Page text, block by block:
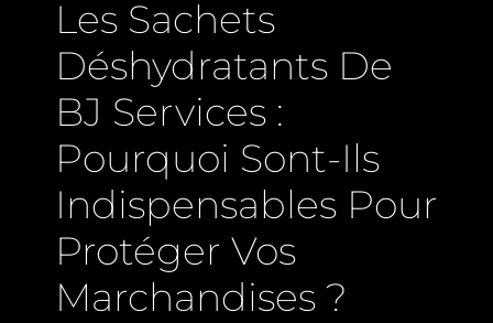
Les Sachets
Déshydratants De
BJ Services :
Pourquoi Sont-Ils
Indispensables Pour
Protéger Vos
Marchandises ?